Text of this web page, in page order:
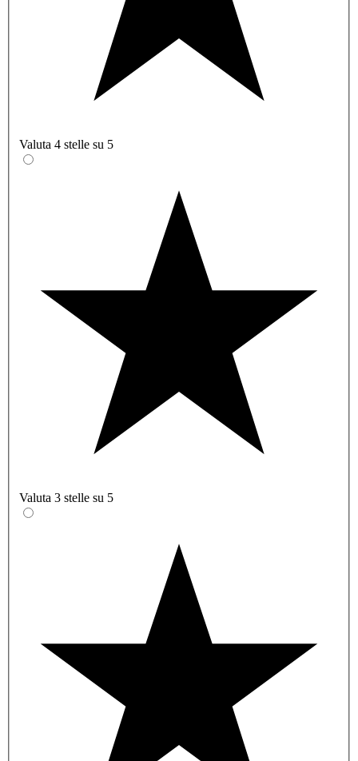
Valuta 4 stelle su 5
Valuta 3 stelle su 5